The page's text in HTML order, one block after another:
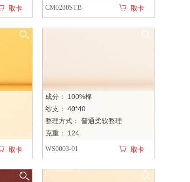
取卡 CM0288STB 取卡
取卡
成分： 100%棉
纱支： 40*40
整理方式： 普通柔软整理
克重： 124
WS0003-01 取卡